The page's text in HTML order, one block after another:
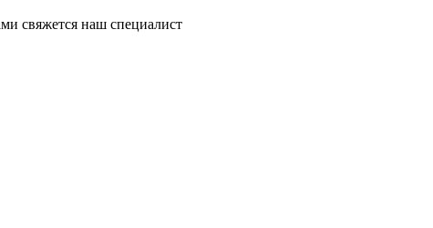
свяжется наш специалист